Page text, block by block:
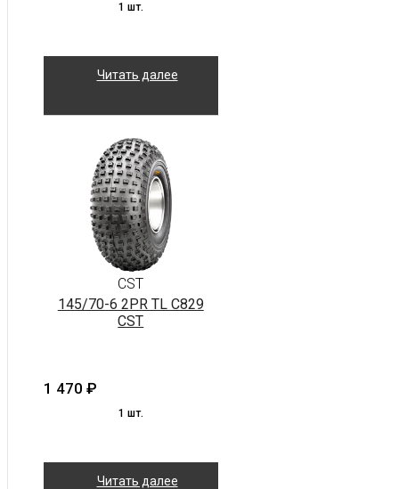
1 шт.
Читать далее
CST
145/70-6 2PR TL C829
CST
1 470 ₽
1 шт.
Читать далее